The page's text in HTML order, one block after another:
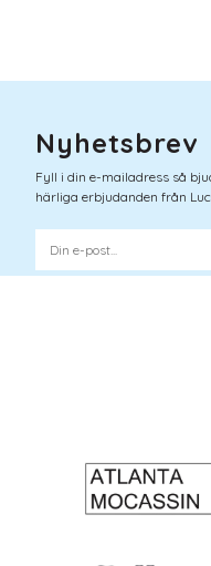
Nyhetsbrev
Fyll i din e-mailadress så
härliga erbjudanden från